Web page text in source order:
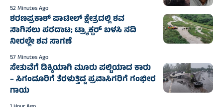
52 Minutes Ago
ಶರಣಪ್ರಕಾಶ್ ಪಾಟೀಲ್ ಕ್ಷೇತ್ರದಲ್ಲಿ ಶವ
ಸಾಗಿಸಲು ಪರದಾಟ; ಟ್ರ್ಯಾಕ್ಟರ್‌ ಬಳಸಿ ನದಿ
ನೀರಲ್ಲೇ ಶವ ಸಾಗಣೆ
57 Minutes Ago
ಸೇತುವೆಗೆ ಡಿಕ್ಕಿಯಾಗಿ ಮೂರು ಪಲ್ಟಿಯಾದ ಕಾರು
– ಸಿಗಂದೂರಿಗೆ ತೆರಳುತ್ತಿದ್ದ ಪ್ರವಾಸಿಗರಿಗೆ ಗಂಭೀರ
ಗಾಯ